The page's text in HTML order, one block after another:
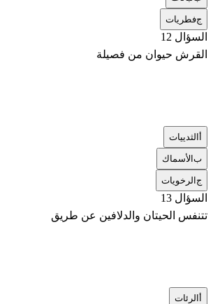
جفطريات
السؤال 12
القرش حيوان من فصيلة
الثدييات
بالأسماك
جالرخويات
السؤال 13
تتنفس الحيتان والدلافين عن طريق
الرئات